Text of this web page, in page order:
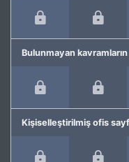
Bulunmayan
Kişiselleştirilmiş ofis